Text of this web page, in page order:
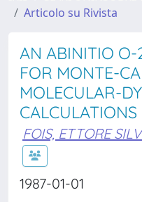
Articolo su Rivista
AN ABINITIO O-
FOR MONTE-
MOLECULAR-
CALCULATIONS
FOIS, ETTORE
1987-01-01